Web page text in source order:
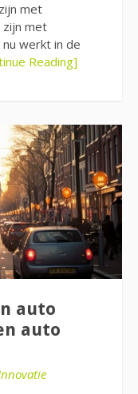
met
zijn met
werkt in de
Reading]
auto
auto